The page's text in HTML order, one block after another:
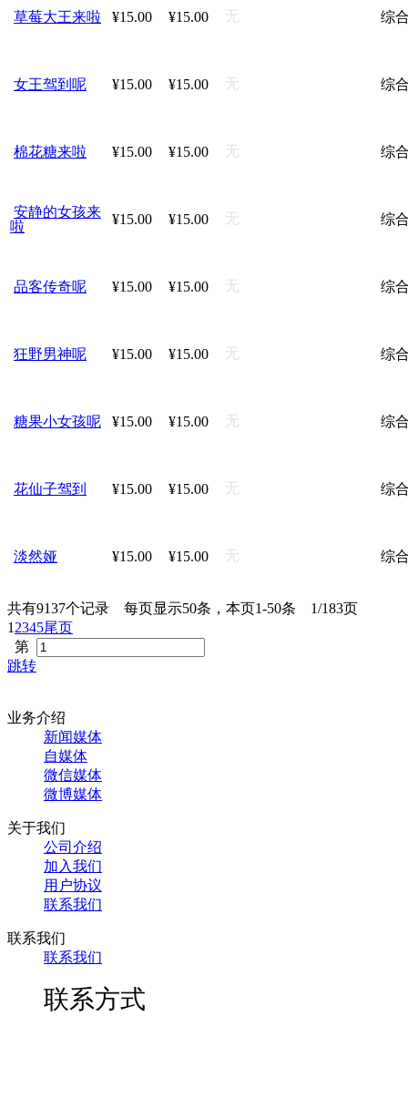
草莓大王来啦 ¥15.00 ¥15.00 无 综
女王驾到呢 ¥15.00 ¥15.00 无 综
棉花糖来啦 ¥15.00 ¥15.00 无 综
安静的女孩来
啦
¥15.00 ¥15.00 无 综
品客传奇呢 ¥15.00 ¥15.00 无 综
狂野男神呢 ¥15.00 ¥15.00 无 综
糖果小女孩呢 ¥15.00 ¥15.00 无 综
花仙子驾到 ¥15.00 ¥15.00 无 综
淡然娅 ¥15.00 ¥15.00 无 综
共有9137个记录 每页显示50条，本页1-50条 1/183页
1 2345尾页
第
跳转
业务介绍
新闻媒体
自媒体
微信媒体
微博媒体
关于我们
公司介绍
加入我们
用户协议
联系我们
联系我们
联系我们
联系方式